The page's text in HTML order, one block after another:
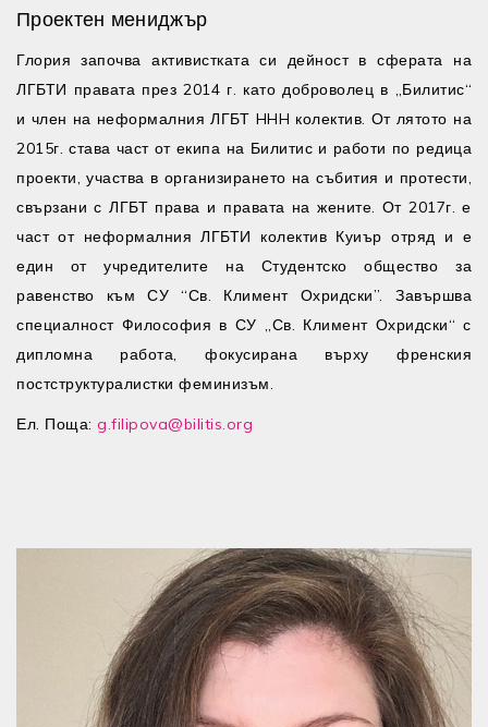
Проектен мениджър
Глория започва активистката си дейност в сферата на
ЛГБТИ правата през 2014 г. като доброволец в „Билитис“
и член на неформалния ЛГБТ HHH колектив. От лятото на
2015г. става част от екипа на Билитис и работи по редица
проекти, участва в организирането на събития и протести,
свързани с ЛГБТ права и правата на жените. От 2017г. е
част от неформалния ЛГБТИ колектив Куиър отряд и е
един от учредителите на Студентско общество за
равенство към СУ “Св. Климент Охридски”. Завършва
специалност Философия в СУ „Св. Климент Охридски“ с
дипломна работа, фокусирана върху френския
постструктуралистки феминизъм.
Ел. Поща: g.filipova@bilitis.org